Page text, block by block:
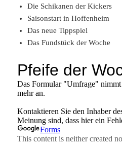
Die Schikanen der Kickers
Saisonstart in Hoffenheim
Das neue Tippspiel
Das Fundstück der Woche